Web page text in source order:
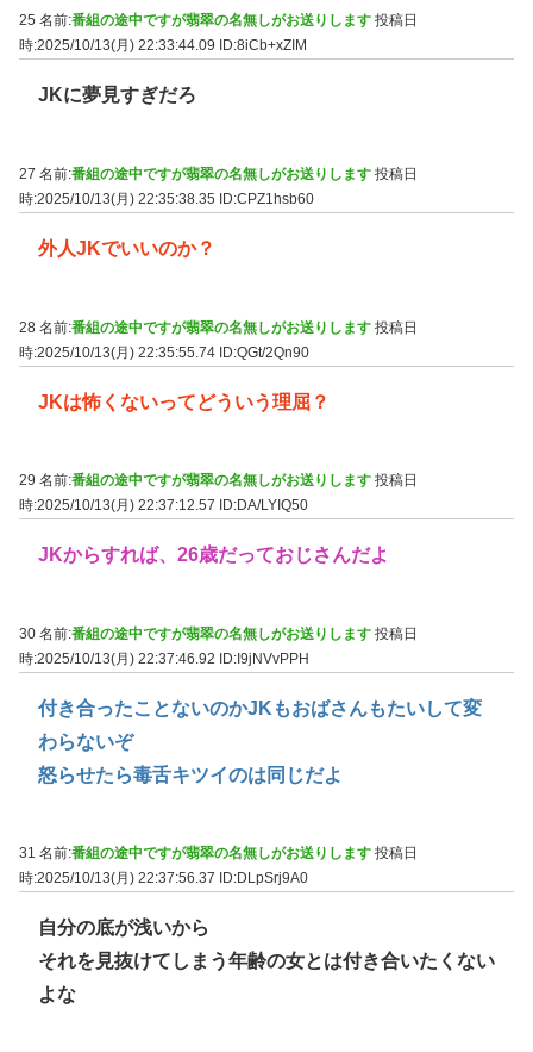
25 名前:番組の途中ですが翡翠の名無しがお送りします 投稿日
時:2025/10/13(月) 22:33:44.09
ID:8iCb+xZIM
JKに夢見すぎだろ
27 名前:番組の途中ですが翡翠の名無しがお送りします 投稿日
時:2025/10/13(月) 22:35:38.35
ID:CPZ1hsb60
外人JKでいいのか？
28 名前:番組の途中ですが翡翠の名無しがお送りします 投稿日
時:2025/10/13(月) 22:35:55.74 ID:QGt/2Qn90
JKは怖くないってどういう理屈？
29 名前:番組の途中ですが翡翠の名無しがお送りします 投稿日
時:2025/10/13(月) 22:37:12.57
ID:DA/LYIQ50
JKからすれば、26歳だっておじさんだよ
30 名前:番組の途中ですが翡翠の名無しがお送りします 投稿日
時:2025/10/13(月) 22:37:46.92 ID:I9jNVvPPH
付き合ったことないのかJKもおばさんもたいして変
わらないぞ
怒らせたら毒舌キツイのは同じだよ
31 名前:番組の途中ですが翡翠の名無しがお送りします 投稿日
時:2025/10/13(月) 22:37:56.37
ID:DLpSrj9A0
自分の底が浅いから
それを見抜けてしまう年齢の女とは付き合いたくない
よな